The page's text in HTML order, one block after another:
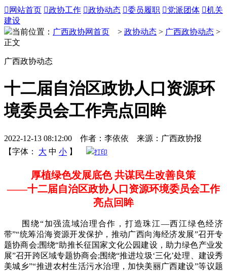
 网站首页 政协工作 政协动态 委员履职 党派团体 机关
建设
当前位置： 广西政协网首页 > 政协动态 > 广西政协动态 >
正文
广西政协动态
十二届自治区政协人口资源环
境委员会工作亮点回眸
2022-12-13 08:12:00 作者：李依依 来源：广西政协报
【字体：
大 中 小 】 打印
厚植绿色发展底色 共谋民生改善良策
——十二届自治区政协人口资源环境委员会工作
亮点回眸
围绕“加强流域治理合作，打造珠江—西江绿色经济
带”“统筹沿海资源开发保护，推动广西向海经济发展”召开专
题协商会;围绕“助推长征国家文化公园建设，助力绿色产业发
展”召开跨区域专题协商会;围绕“推进垃圾‘三化’处理、建设秀
美城乡”“推进农村生活污水治理，加快美丽广西建设”等议题